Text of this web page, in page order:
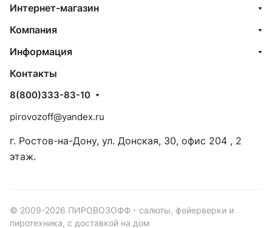
Интернет-магазин
Компания
Информация
Контакты
8(800)333-83-10
pirovozoff@yandex.ru
г. Ростов-на-Дону, ул. Донская, 30, офис 204 , 2
этаж.
© 2009-2026 ПИРОВОЗОФФ - салюты, фейерверки и
пиротехника, с доставкой на дом